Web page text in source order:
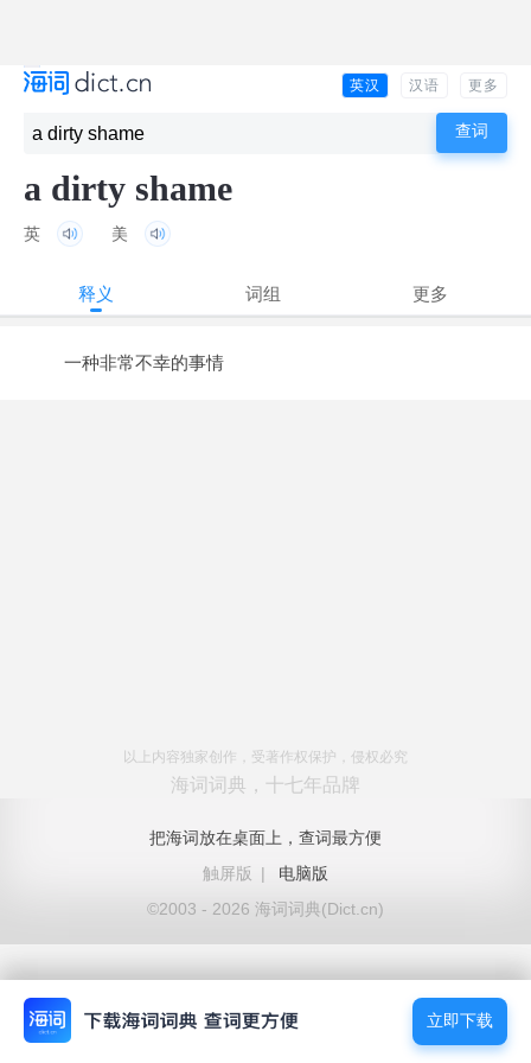
英汉 汉语 更多
a dirty shame
英 美
释义 词组 更多
一种非常不幸的事情
以上内容独家创作，受著作权保护，侵权必究
海词词典，十七年品牌
把海词放在桌面上，查词最方便
触屏版
|
电脑版
©2003 - 2026 海词词典(Dict.cn)
立即下载
立即下载